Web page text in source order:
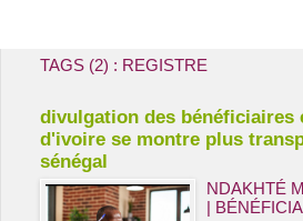
TAGS (2) : REGISTRE
divulgation des bénéficiaires
d'ivoire se montre plus
sénégal
NDAKHTÉ
|